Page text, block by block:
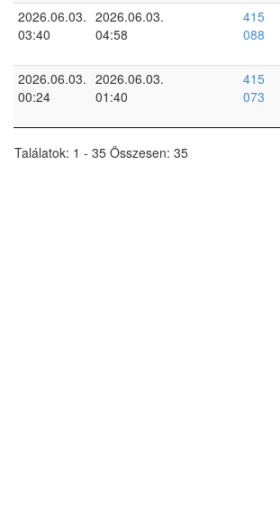
2026.06.03.
03:40
2026.06.03.
04:58
415
088
2026.06.03.
00:24
2026.06.03.
01:40
415
073
Találatok: 1 - 35 Összesen: 35